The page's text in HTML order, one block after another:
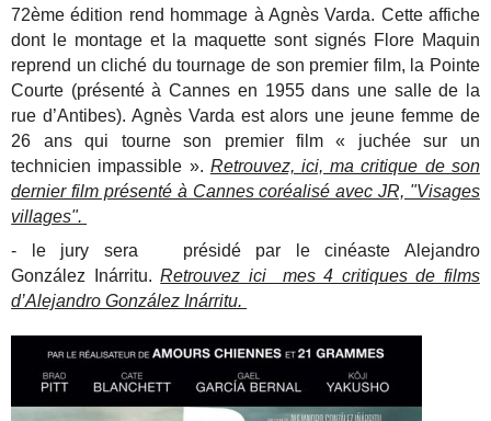
72ème édition rend hommage à Agnès Varda. Cette affiche
dont le montage et la maquette sont signés Flore Maquin
reprend un cliché du tournage de son premier film, la Pointe
Courte (présenté à Cannes en 1955 dans une salle de la
rue d’Antibes). Agnès Varda est alors une jeune femme de
26 ans qui tourne son premier film « juchée sur un
technicien impassible ». Retrouvez, ici, ma critique de son
dernier film présenté à Cannes coréalisé avec JR, "Visages
villages".
- le jury sera présidé par le cinéaste Alejandro
González Inárritu.Retrouvez ici mes 4 critiques de films
d’Alejandro González Inárritu.